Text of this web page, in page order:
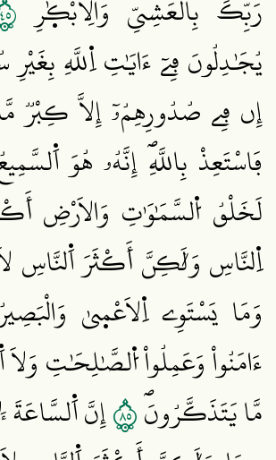
رَبِّكَ بِالْعَشِيِّ وَالِابْكٰ۪رِۖ
يُجَٰدِلُونَ فِےٓ ءَايَٰتِ اِ۬للَّهِ بِغَيْرِ
إِن فِے صُدُورِهِمُۥٓ إِلَّا كِبْرٞ
فَاسْتَعِذْ بِاللَّهِۖ إِنَّهُۥ هُوَ
لَخَلْقُ اُ۬لسَّمَٰوَٰتِ وَالَارْضِ
اِ۬لنَّاسِ وَلَٰكِنَّ أَكْثَرَ اَ۬لنَّاسِ
وَمَا يَسْتَوِے اِ۬لَاعْم۪يٰ
ءَامَنُواْ وَعَمِلُواْ اُ۬لصَّٰلِحَٰتِ وَلَا
مَّا يَتَذَكَّرُونَۖ٥٨إِنَّ اَ۬لسَّاعَةَ